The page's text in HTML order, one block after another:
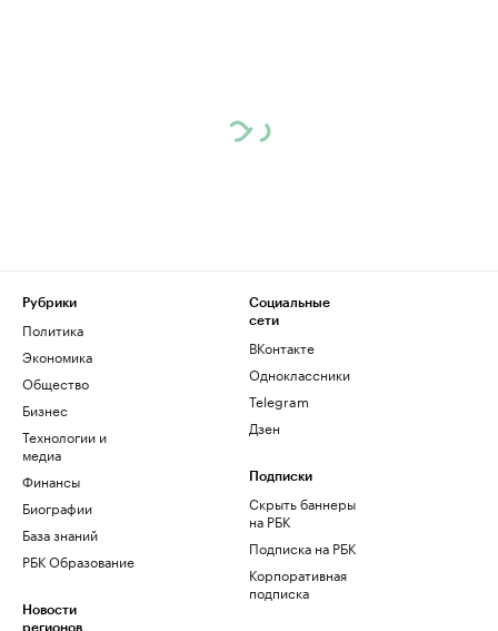
Рубрики
Политика
Экономика
Общество
Бизнес
Технологии и
медиа
Финансы
Биографии
База знаний
РБК Образование
Новости
регионов
Социальные
сети
ВКонтакте
Одноклассники
Telegram
Дзен
Подписки
Скрыть баннеры
на РБК
Подписка на РБК
Корпоративная
подписка